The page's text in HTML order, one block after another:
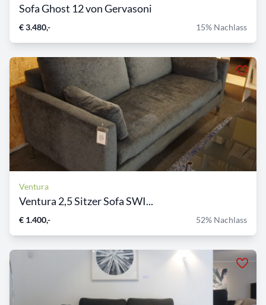
Sofa Ghost 12 von Gervasoni
€ 3.480,- 15% Nachlass
Ventura
Ventura 2,5 Sitzer Sofa SWI...
€ 1.400,- 52% Nachlass